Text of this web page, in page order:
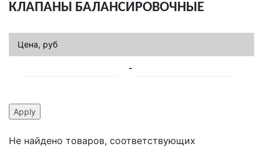
КЛАПАНЫ БАЛАНСИРОВОЧНЫЕ
Цена, руб
Не найдено товаров, соответствующих